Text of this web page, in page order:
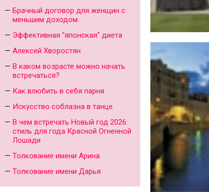
Брачный договор для женщин с
меньшим доходом
Эффективная "японская" диета
Алексей Хворостян
В каком возрасте можно начать
встречаться?
Как влюбить в себя парня
Искусство соблазна в танце
В чем встречать Новый год 2026:
стиль для года Красной Огненной
Лошади
Толкование имени Арина
Толкование имени Дарья